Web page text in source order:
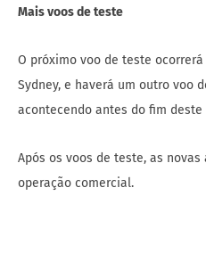
Mais voos de teste
O próximo voo de teste
Sydney, e haverá um outro voo
acontecendo antes do fim deste
Após os voos de teste, as
operação comercial.